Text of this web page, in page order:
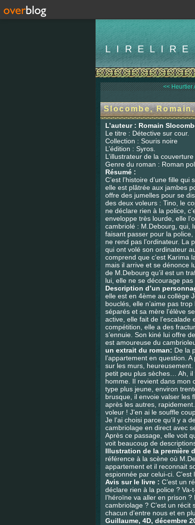
LIRELIRE
<< Heurtier
Slocombe,
L’auteur : Romain
Le titre : Détective sur cour.
Collection : Souris noire
L’édition : Syros.
L’illustrateur de la
Genre du roman : Roman
Résumé :
C’est l’histoire d’une fille
elle est plâtrée aux jambes
offre des jumelles pour se
des deux voleurs : Tino, le
ne déclare rien à la police,
enveloppe très lourde, elle
cambriolé : M.Debourg, qui,
faisant passer pour la
ne rend pas l’ordinateur. La
qui ont volé son ordinateur
comprend que c’est Karima
mais il arrive et se dénonce
de M.Debourg qu’il est un
lui, elle ne se décourage pas
Description d’un
elle est en 4ème au collège
bouclés, elle n’aime pas
séparés et sa mère l’élève
active, elle fait de
compétition, elle a des
s’ennuie. Son kiné lui offre
est amoureuse du
un extrait du roman: De la
l’appartement en question.
sur les murs,
petit peu plus sèches… Ah, il
homme. Il revient dans mon
type plus jeune, environ
brusque, il envoie valser les
après les autres,
voleur ! J’en ai le souffle
Je l’ai choisi parce qu’il y a
cambriolage en direct avec
Après ce passage, elle voit
voit beaucoup de
Illustration de la première
référence à la scène où
appartement et il reconnait
espionnée par celui-ci.
Avis sur le livre : C’est un
déclare rien à la police ?
l’héroïne va aller en prison
cambriolage ? C’est un récit
chacun d’entre nous et en
Guillaume, 4D, décembre